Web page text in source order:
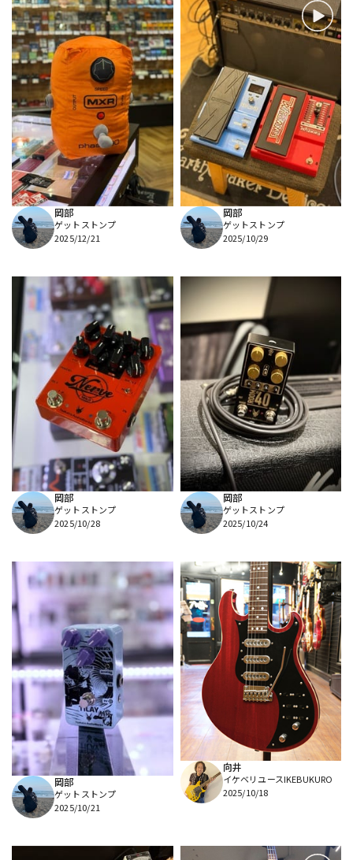
アンプ エフェクター
DJ機器 DTM
DTM オンライン納品 レコーディング機器
配信/ライブ機器 楽器アクセサリ
中古 ヴィンテージ
岡部
ゲットストンプ
2025/12/21
岡部
ゲットストンプ
2025/10/29
岡部
ゲットストンプ
2025/10/28
岡部
ゲットストンプ
2025/10/24
岡部
ゲットストンプ
2025/10/21
向井
イケベリユースIKEBUKURO
2025/10/18